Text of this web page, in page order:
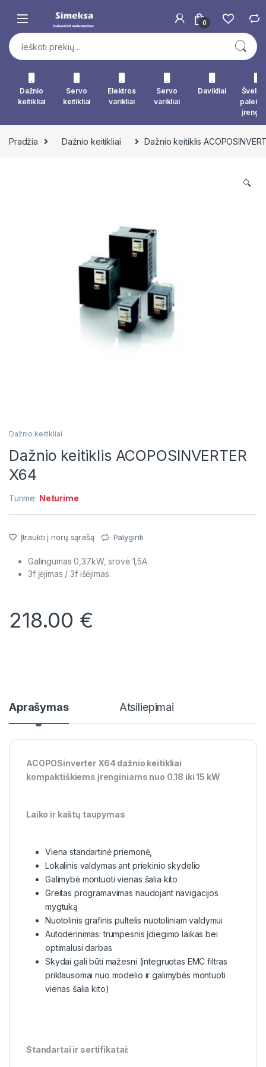
0
Ieškoti:
Dažnio
keitikliai
Servo
keitikliai
Elektros
varikliai
Servo
varikliai
Davikliai
Pradžia Dažnio keitikliai Dažnio keitiklis
🔍
Dažnio keitikliai
Dažnio keitiklis ACOPOSINVERTER
X64
Turime: Neturime
Įtraukti į norų sąrašą Palyginti
Galingumas 0,37kW, srovė 1,5A
3f įėjimas / 3f išėjimas.
218.00 €
Aprašymas Atsiliepimai
ACOPOSinverter X64 dažnio keitikliai
kompaktiškiems įrenginiams nuo 0.18 iki 15 kW
Laiko ir kaštų taupymas
Viena standartinė priemonė,
Lokalinis valdymas ant priekinio skydelio
Galimybė montuoti vienas šalia kito
Greitas programavimas naudojant navigacijos
mygtuką
Nuotolinis grafinis pultelis nuotoliniam valdymui
Autoderinimas: trumpesnis įdiegimo laikas bei
optimalusi darbas
Skydai gali būti mažesni (integruotas EMC filtras
priklausomai nuo modelio ir galimybės montuoti
vienas šalia kito)
Standartai ir sertifikatai: